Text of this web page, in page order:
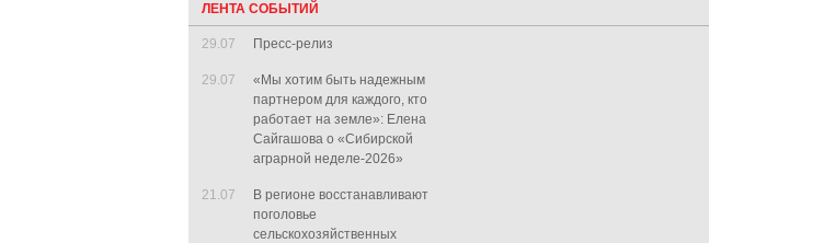
ЛЕНТА СОБЫТИЙ
29.07 Пресс-релиз
29.07
«Мы хотим быть надежным
партнером для каждого, кто
работает на земле»: Елена
Сайгашова о «Сибирской
аграрной неделе-2026»
21.07
В регионе восстанавливают
поголовье
сельскохозяйственных